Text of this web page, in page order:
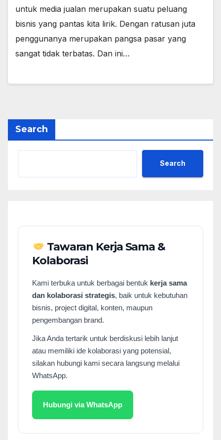
untuk media jualan merupakan suatu peluang
bisnis yang pantas kita lirik. Dengan ratusan juta
penggunanya merupakan pangsa pasar yang
sangat tidak terbatas. Dan ini…
Search
Search
Tawaran Kerja Sama &
Kolaborasi
Kami terbuka untuk berbagai bentuk kerja sama
dan kolaborasi strategis, baik untuk kebutuhan
bisnis, project digital, konten, maupun
pengembangan brand.
Jika Anda tertarik untuk berdiskusi lebih lanjut
atau memiliki ide kolaborasi yang potensial,
silakan hubungi kami secara langsung melalui
WhatsApp.
Hubungi via WhatsApp